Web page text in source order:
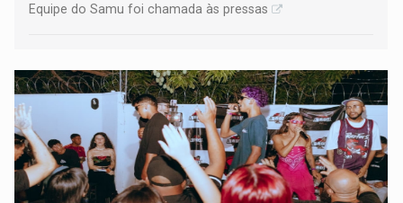
Equipe do Samu foi chamada às pressas